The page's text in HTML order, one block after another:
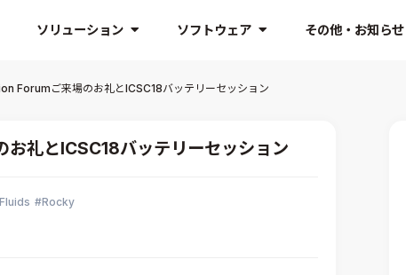
ソリューション ソフトウェア その他・お知らせ
Forumご来場のお礼とICSC18バッテリーセッション
礼とICSC18バッテリーセッション
Rocky